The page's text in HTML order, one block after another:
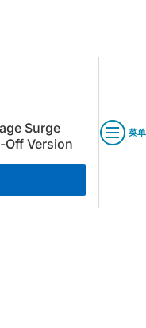
Surge
Off Version
菜单